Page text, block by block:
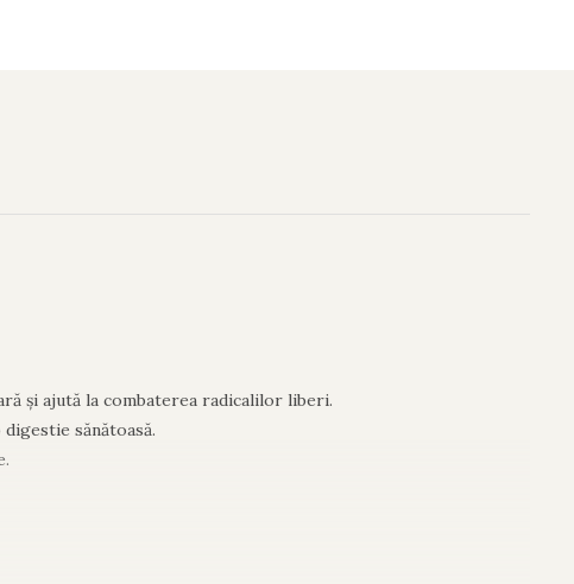
și ajută la combaterea radicalilor liberi.
sănătoasă.